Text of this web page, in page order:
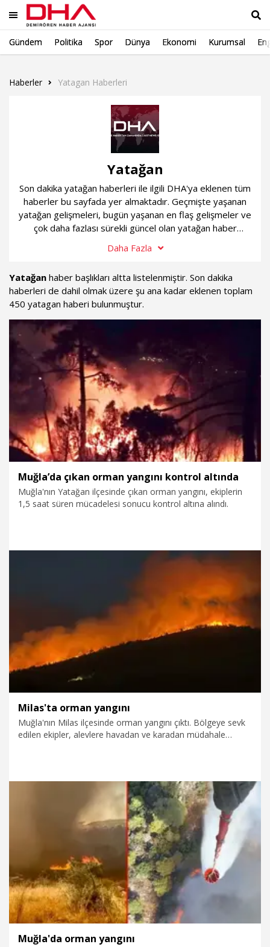
Gündem Politika Spor Dünya Ekonomi Kurumsal
Haberler Yatagan Haberleri
Yatağan
Son dakika yatağan haberleri ile ilgili DHA'ya eklenen tüm
haberler bu sayfada yer almaktadır. Geçmişte yaşanan
yatağan gelişmeleri, bugün yaşanan en flaş gelişmeler ve
çok daha fazlası sürekli güncel olan yatağan haber
Daha Fazla
Yatağan haber başlıkları altta listelenmiştir. Son dakika
haberleri de dahil olmak üzere şu ana kadar eklenen toplam
450 yatagan haberi bulunmuştur.
Muğla’da çıkan orman yangını kontrol altında
Muğla'nın Yatağan ilçesinde çıkan orman yangını, ekiplerin
1,5 saat süren mücadelesi sonucu kontrol altına alındı.
Milas'ta orman yangını
Muğla'nın Milas ilçesinde orman yangını çıktı. Bölgeye sevk
edilen ekipler, alevlere havadan ve karadan müdahale
Gündem
Muğla'da orman yangını